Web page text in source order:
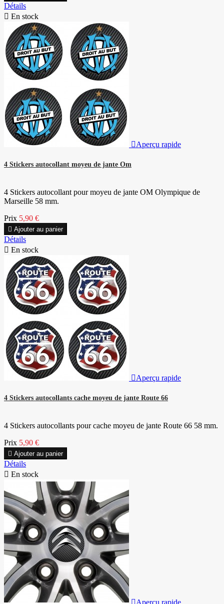
Détails
 En stock
Aperçu rapide
4 Stickers autocollant moyeu de jante Om
4 Stickers autocollant pour moyeu de jante OM Olympique de
Marseille 58 mm.
Prix 5,90 €
 Ajouter au panier
Détails
 En stock
Aperçu rapide
4 Stickers autocollants cache moyeu de jante Route 66
4 Stickers autocollants pour cache moyeu de jante Route 66 58 mm.
Prix 5,90 €
 Ajouter au panier
Détails
 En stock